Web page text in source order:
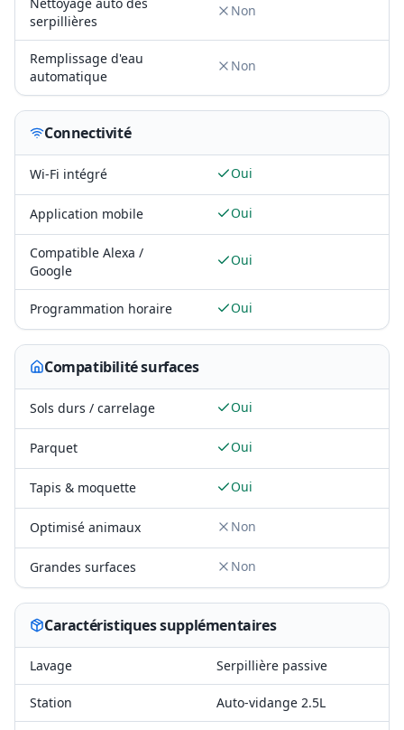
Nettoyage auto des
serpillières
Non
Remplissage d'eau
automatique
Non
Connectivité
Wi-Fi intégré Oui
Application mobile Oui
Compatible Alexa /
Google
Oui
Programmation horaire Oui
Compatibilité surfaces
Sols durs / carrelage Oui
Parquet Oui
Tapis & moquette Oui
Optimisé animaux Non
Grandes surfaces Non
Caractéristiques supplémentaires
Lavage Serpillière passive
Station Auto-vidange 2.5L